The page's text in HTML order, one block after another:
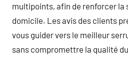
multipoints, afin de renforcer la
domicile. Les avis des clients
vous guider vers le meilleur
sans compromettre la qualité